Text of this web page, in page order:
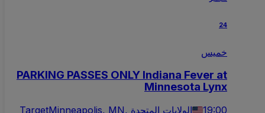
24
خميس
PARKING PASSES ONLY Indiana Fever at
Minnesota Lynx
19:00 Minneapolis, MN, الولايات المتحدة
Target